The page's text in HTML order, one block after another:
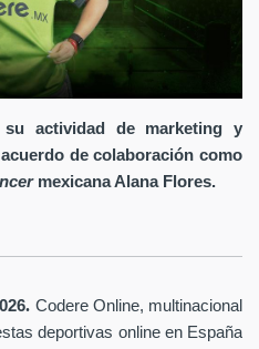
su actividad de marketing y
de colaboración como
mexicana Alana Flores.
. Codere Online, multinacional
deportivas online en España